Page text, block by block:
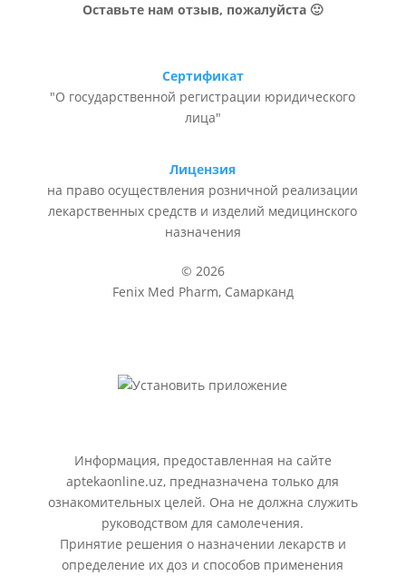
Оставьте нам отзыв, пожалуйста 🙂
Сертификат
"О государственной регистрации юридического
лица"
Лицензия
на право осуществления розничной реализации
лекарственных средств и изделий медицинского
назначения
© 2026
Fenix Med Pharm, Самарканд
Информация, предоставленная на сайте
aptekaonline.uz, предназначена только для
ознакомительных целей. Она не должна служить
руководством для самолечения.
Принятие решения о назначении лекарств и
определение их доз и способов применения